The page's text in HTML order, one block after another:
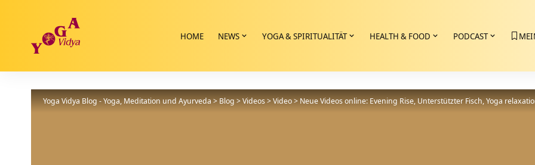
HOME NEWS YOGA & SPIRITUALITÄT HEALTH & FOOD PODCAST
Yoga Vidya Blog - Yoga, Meditation und Ayurveda>Blog>Videos>Video>Neue Videos online: Evening Rise, Unterstützter Fisch, Yoga